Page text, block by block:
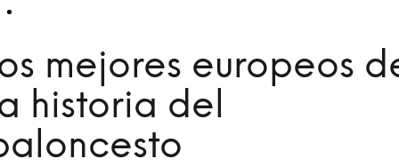
mejores europeos
historia del